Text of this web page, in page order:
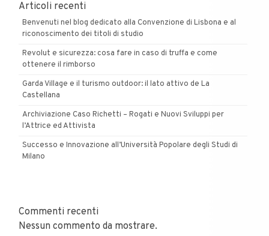
Articoli recenti
Benvenuti nel blog dedicato alla Convenzione di Lisbona e al
riconoscimento dei titoli di studio
Revolut e sicurezza: cosa fare in caso di truffa e come
ottenere il rimborso
Garda Village e il turismo outdoor: il lato attivo de La
Castellana
Archiviazione Caso Richetti – Rogati e Nuovi Sviluppi per
l’Attrice ed Attivista
Successo e Innovazione all’Università Popolare degli Studi di
Milano
Commenti recenti
Nessun commento da mostrare.